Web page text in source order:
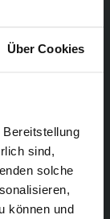
Über Cookies
sind,
solche
können und
Pi,